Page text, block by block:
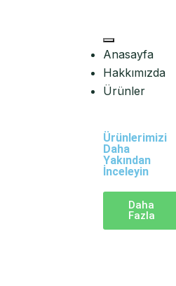
Anasayfa
Hakkımızda
Ürünler
Ürünlerimizi
Daha
Yakından
İnceleyin
Daha
Fazla